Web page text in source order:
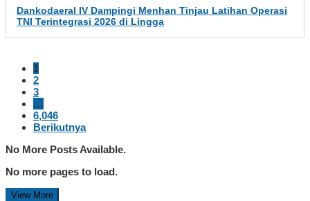
Dankodaeral IV Dampingi Menhan Tinjau Latihan Operasi
TNI Terintegrasi 2026 di Lingga
1
2
3
…
6,046
Berikutnya
No More Posts Available.
No more pages to load.
View More